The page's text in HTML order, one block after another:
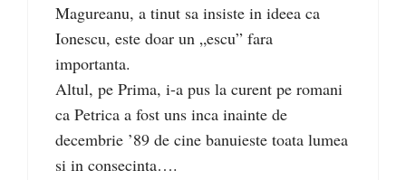
Magureanu, a tinut sa insiste in ideea ca
Ionescu, este doar un „escu” fara
importanta.
Altul, pe Prima, i-a pus la curent pe romani
ca Petrica a fost uns inca inainte de
decembrie ’89 de cine banuieste toata lumea
si in consecinta….